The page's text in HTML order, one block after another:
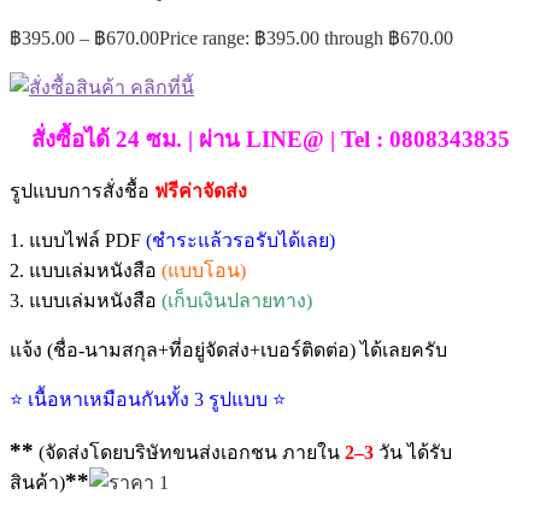
฿395.00 – ฿670.00Price range: ฿395.00 through ฿670.00
สั่งซื้อได้ 24 ซม. | ผ่าน LINE@ | Tel : 0808343835
รูปแบบการสั่งชื้อ ฟรีค่าจัดส่ง
1. แบบไฟล์ PDF (ชำระแล้วรอรับได้เลย)
2. แบบเล่มหนังสือ (แบบโอน)
3. แบบเล่มหนังสือ (เก็บเงินปลายทาง)
แจ้ง (ชื่อ-นามสกุล+ที่อยู่จัดส่ง+เบอร์ติดต่อ) ได้เลยครับ
⭐ เนื้อหาเหมือนกันทั้ง 3 รูปแบบ ⭐
** (จัดส่งโดยบริษัทขนส่งเอกชน ภายใน 2–3 วัน ได้รับ
สินค้า)**